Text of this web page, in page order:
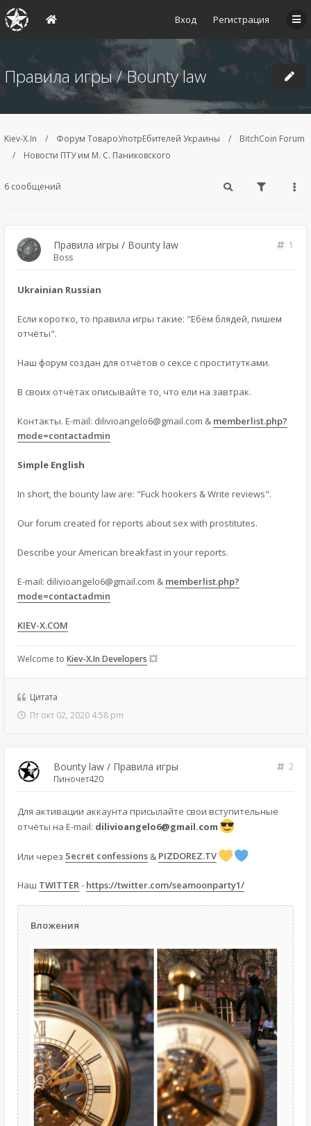
Вход Регистрация
Правила игры / Bounty law
Kiev-X.In Форум ТовароУпотрЕбителей Украины
BitchCoin Forum
Новости ПТУ им М. С. Паниковского
6 сообщений
Правила игры / Bounty law
1
Boss
Ukrainian Russian
Если коротко, то правила игры такие: "Ебём блядей, пишем
отчёты".
Наш форум создан для отчётов о сексе с проститутками.
В своих отчётах описывайте то, что ели на завтрак.
Контакты. E-mail: dilivioangelo6@gmail.com & memberlist.php?
mode=contactadmin
Simple English
In short, the bounty law are: "Fuck hookers & Write reviews".
Our forum created for reports about sex with prostitutes.
Describe your American breakfast in your reports.
E-mail: dilivioangelo6@gmail.com & memberlist.php?
mode=contactadmin
KIEV-X.COM
Welcome to Kiev-X.In Developers 💥
Цитата
Пт окт 02, 2020 4:58 pm
Bounty law / Правила игры
2
Пиночет420
Для активации аккаунта присылайте свои вступительные
отчёты на E-mail: dilivioangelo6@gmail.com
Или через Secret confessions & PIZDOREZ.TV
Наш TWITTER- https://twitter.com/seamoonparty1/
Вложения